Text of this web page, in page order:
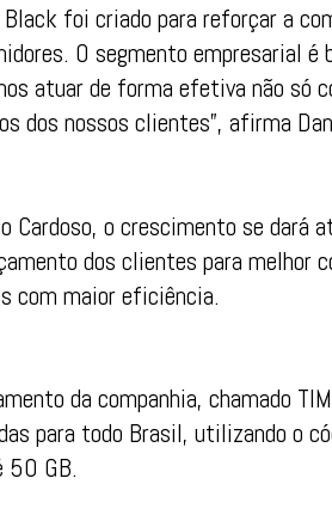
Black foi criado para reforçar a
O segmento empresarial
atuar de forma efetiva não só
dos nossos clientes”, afirma
Cardoso, o crescimento se dará
dos clientes para melhor
com maior eficiência.
da companhia, chamado
para todo Brasil, utilizando o
50 GB.